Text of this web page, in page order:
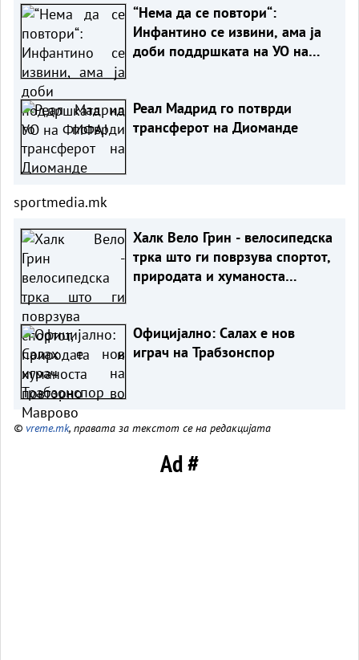
“Нема да се повтори“:
Инфантино се извини, ама ја
доби поддршката на УО на
Реал Мадрид го потврди
трансферот на Диоманде
sportmedia.mk
Халк Вело Грин - велосипедска
трка што ги поврзува спортот,
природата и хуманоста
Официјално: Салах е нов
играч на Трабзонспор
© vreme.mk, правата за текстот се на редакцијата
Ad #